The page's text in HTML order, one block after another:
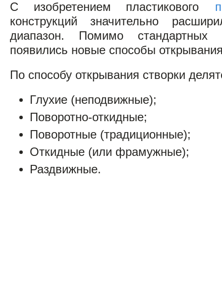
С изобретением пластикового
конструкций значительно
диапазон. Помимо стандартных
появились новые способы
По способу открывания створки
Глухие (неподвижные);
Поворотно-откидные;
Поворотные (традиционные);
Откидные (или фрамужные);
Раздвижные.